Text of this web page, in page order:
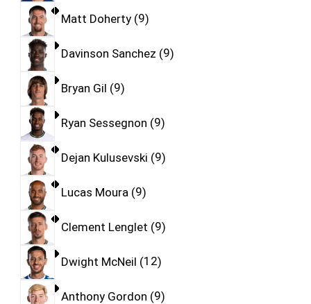
Matt Doherty 9
Davinson Sanchez 9
Bryan Gil 9
Ryan Sessegnon 9
Dejan Kulusevski 9
Lucas Moura 9
Clement Lenglet 9
Dwight McNeil 12
Anthony Gordon 9